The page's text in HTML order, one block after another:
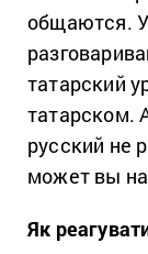
общаются.
татарский
татарском.
русский не
может вы
Як